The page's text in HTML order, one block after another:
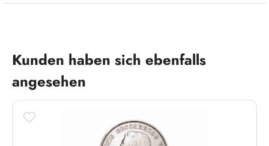
Produktgalerie überspringen
Kunden haben sich ebenfalls
angesehen